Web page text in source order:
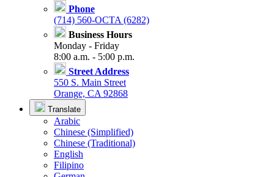
Phone
(714) 560-OCTA (6282)
Business Hours
Monday - Friday
8:00 a.m. - 5:00 p.m.
Street Address
550 S. Main Street
Orange, CA 92868
Translate
Arabic
Chinese (Simplified)
Chinese (Traditional)
English
Filipino